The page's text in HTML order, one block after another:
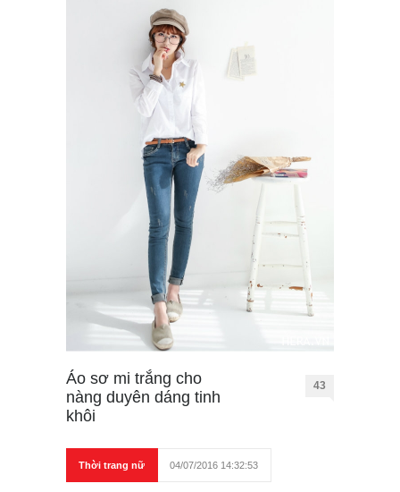
Áo sơ mi trắng cho
nàng duyên dáng tinh
khôi
43
Thời trang nữ 04/07/2016 14:32:53